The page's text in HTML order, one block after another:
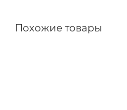
Батарейки в комплект не
Похожие товары